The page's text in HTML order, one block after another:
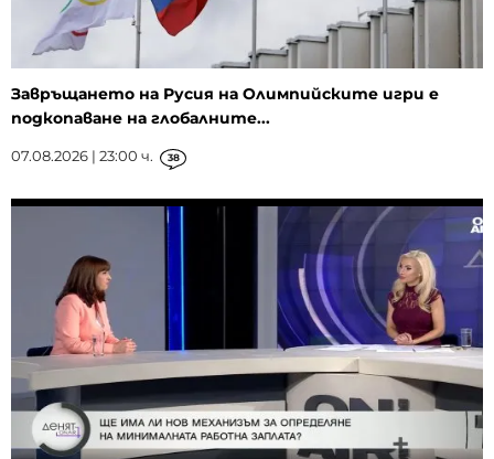
Завръщането на Русия на Олимпийските игри е
подкопаване на глобалните...
07.08.2026 | 23:00 ч. 38